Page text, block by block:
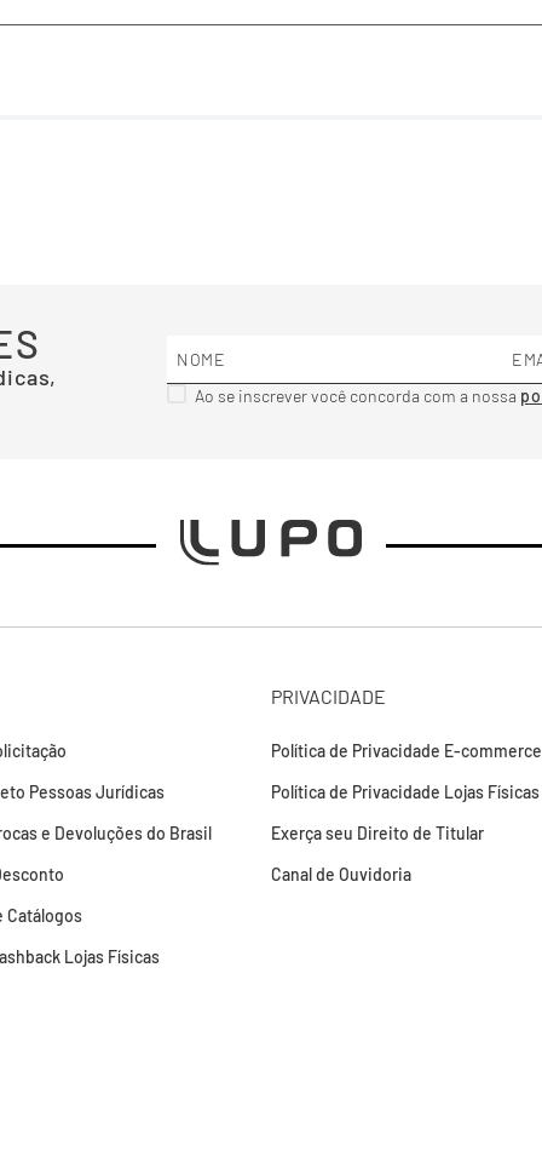
Ao se inscrever você concorda com a nossa
Pessoas Jurídicas
e Devoluções do Brasil
Catálogos
Lojas Físicas
PRIVACIDADE
Política de Privacidade E-commerce
Política de Privacidade Lojas Físicas
Exerça seu Direito de Titular
Canal de Ouvidoria